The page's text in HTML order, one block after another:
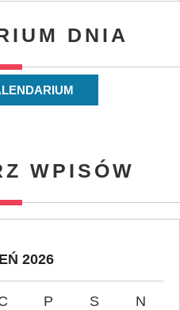
DNIA
WPISÓW
2026
P S
N